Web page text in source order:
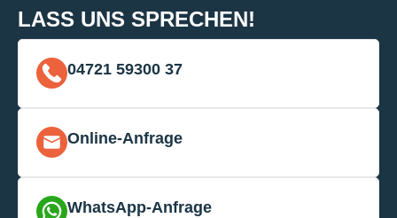
LASS UNS SPRECHEN!
04721 59300 37
Online-Anfrage
WhatsApp-Anfrage